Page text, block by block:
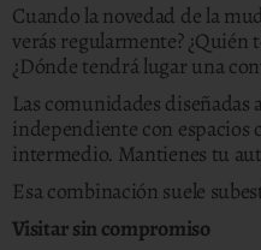
Cuando la novedad de la
verás regularmente? ¿Quién
¿Dónde tendrá lugar una
Las comunidades diseñadas
independiente con
intermedio. Mantienes tu
Esa combinación suele
Visitar sin compromiso